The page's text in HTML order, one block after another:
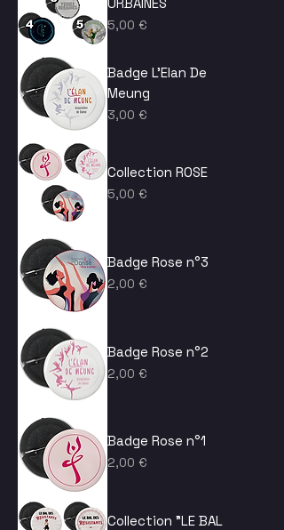
Prix
5,00 €
Badge L'Elan De
Meung
Prix
3,00 €
Collection ROSE
Prix
5,00 €
Badge Rose n°3
Prix
2,00 €
Badge Rose n°2
Prix
2,00 €
Badge Rose n°1
Prix
2,00 €
Collection "LE BAL